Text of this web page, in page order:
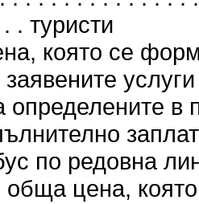
. туристи
която се
в
по редовна
цена,